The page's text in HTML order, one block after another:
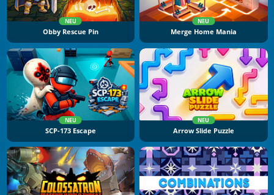
NEU
Obby Rescue Pin
NEU
Merge Home Mania
NEU
SCP-173 Escape
NEU
Arrow Slide Puzzle